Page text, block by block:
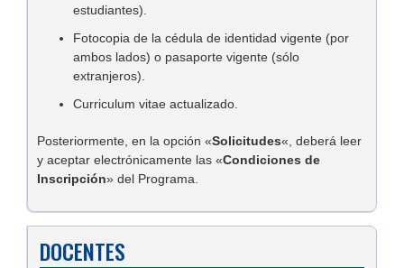
estudiantes).
Fotocopia de la cédula de identidad vigente (por
ambos lados) o pasaporte vigente (sólo
extranjeros).
Curriculum vitae actualizado.
Posteriormente, en la opción «Solicitudes«, deberá leer
y aceptar electrónicamente las «Condiciones de
Inscripción» del Programa.
DOCENTES